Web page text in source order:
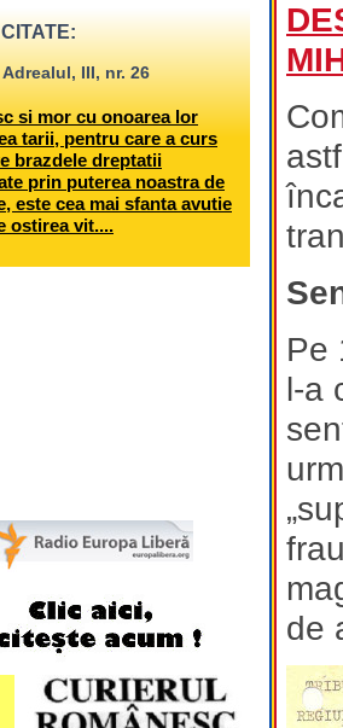
Pe
l-a
de
CITATE:
III, nr. 26
si mor cu onoarea lor
tarii, pentru care a curs
brazdele dreptatii
prin puterea noastra de
este cea mai sfanta avutie
ostirea vit....